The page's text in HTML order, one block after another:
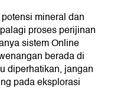
mineral dan
proses perijinan
sistem Online
berada di
diperhatikan, jangan
pada eksplorasi